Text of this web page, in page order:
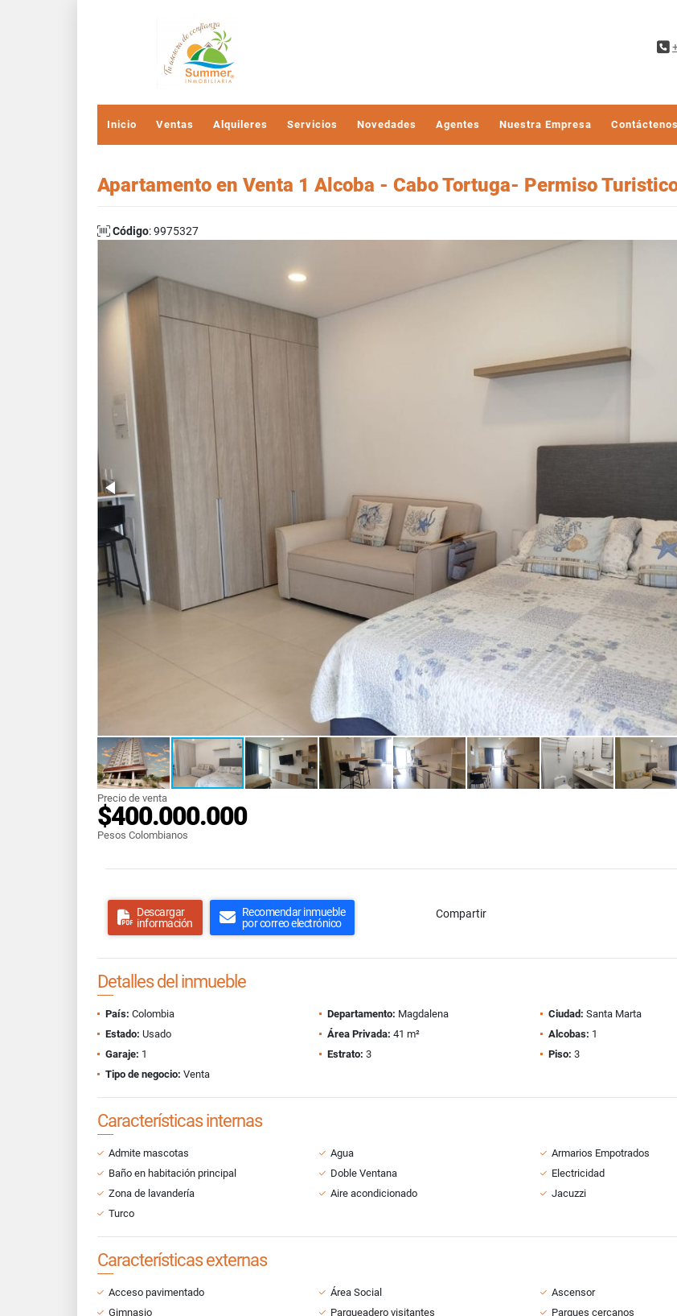
Inicio Ventas Alquileres Servicios Novedades Agentes Nuestra Empresa Contáctenos
Apartamento en Venta 1 Alcoba - Cabo Tortuga- Permiso
Código: 9975327
Precio de venta
$400.000.000
Pesos Colombianos
Descargar
información
Recomendar inmueble
por correo electrónico
Compartir
Detalles del inmueble
País: Colombia Departamento: Magdalena Ciudad: Santa Marta
Estado: Usado Área Privada: 41 m² Alcobas: 1
Garaje: 1 Estrato: 3 Piso: 3
Tipo de negocio: Venta
Características internas
Admite mascotas Agua Armarios Empotrados
Baño en habitación principal
Doble Ventana Electricidad
Zona de lavandería
Aire acondicionado Jacuzzi
Turco
Características externas
Acceso pavimentado Área Social Ascensor
Gimnasio
Parqueadero visitantes Parques cercanos